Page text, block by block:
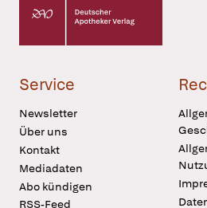
Deutscher Apotheker Verlag
Service
Newsletter
Über uns
Kontakt
Mediadaten
Abo kündigen
RSS-Feed